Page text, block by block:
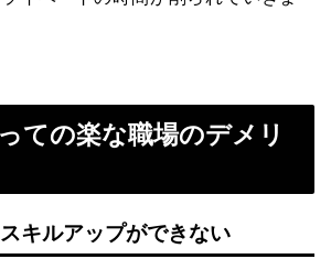
ての楽な職場のデメリ
キルアップができない